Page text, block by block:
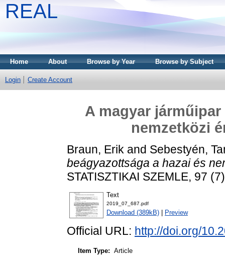
REAL
Home About Browse by Year Browse by Subject
Login Create Account
A magyar
nemzetközi
Braun, Erik and Sebestyén,
beágyazottsága a hazai és
STATISZTIKAI SZEMLE, 97
Text
2019_07_687.pdf
Download (389kB) Preview
Official URL: http://doi.org/
Item Type: Article